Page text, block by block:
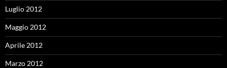
Luglio 2012
Maggio 2012
Aprile 2012
Marzo 2012